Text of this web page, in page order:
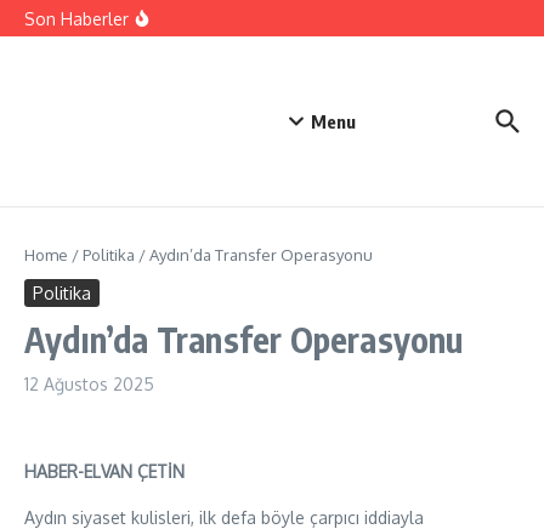
İçeriğe atla
Son Haberler
Menu
Home / Politika /Aydın’da Transfer Operasyonu
Politika
Aydın’da Transfer Operasyonu
12 Ağustos 2025
HABER-ELVAN ÇETİN
Aydın siyaset kulisleri, ilk defa böyle çarpıcı iddiayla